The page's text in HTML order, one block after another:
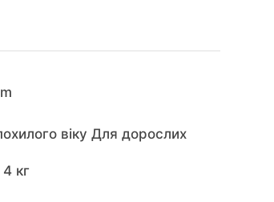
віку Для дорослих
4 кг